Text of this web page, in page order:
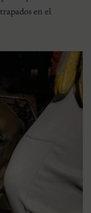
en el